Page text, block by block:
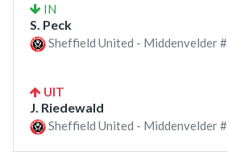
IN
S. Peck
Sheffield United - Middenvelder #
UIT
J. Riedewald
Sheffield United - Middenvelder #